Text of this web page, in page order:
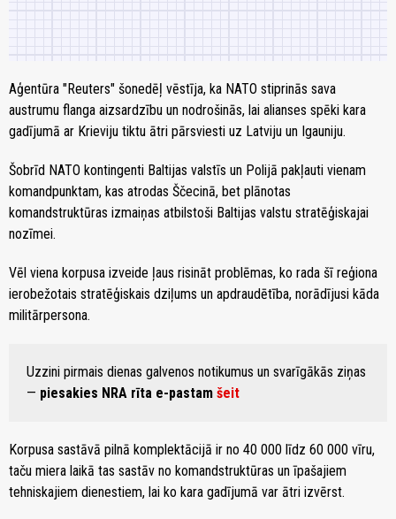
Aģentūra "Reuters" šonedēļ vēstīja, ka NATO stiprinās sava
austrumu flanga aizsardzību un nodrošinās, lai alianses spēki kara
gadījumā ar Krieviju tiktu ātri pārsviesti uz Latviju un Igauniju.
Šobrīd NATO kontingenti Baltijas valstīs un Polijā pakļauti vienam
komandpunktam, kas atrodas Ščecinā, bet plānotas
komandstruktūras izmaiņas atbilstoši Baltijas valstu stratēģiskajai
nozīmei.
Vēl viena korpusa izveide ļaus risināt problēmas, ko rada šī reģiona
ierobežotais stratēģiskais dziļums un apdraudētība, norādījusi kāda
militārpersona.
Uzzini pirmais dienas galvenos notikumus un svarīgākās ziņas
— piesakies NRA rīta e-pastam šeit
Korpusa sastāvā pilnā komplektācijā ir no 40 000 līdz 60 000 vīru,
taču miera laikā tas sastāv no komandstruktūras un īpašajiem
tehniskajiem dienestiem, lai ko kara gadījumā var ātri izvērst.